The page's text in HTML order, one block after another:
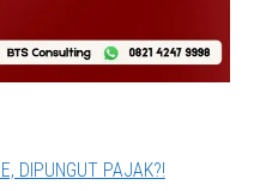
DIPUNGUT PAJAK?!